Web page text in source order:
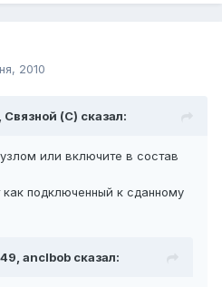
2010
(С) сказал:
или включите в состав
подключенный к сданному
anclbob сказал: